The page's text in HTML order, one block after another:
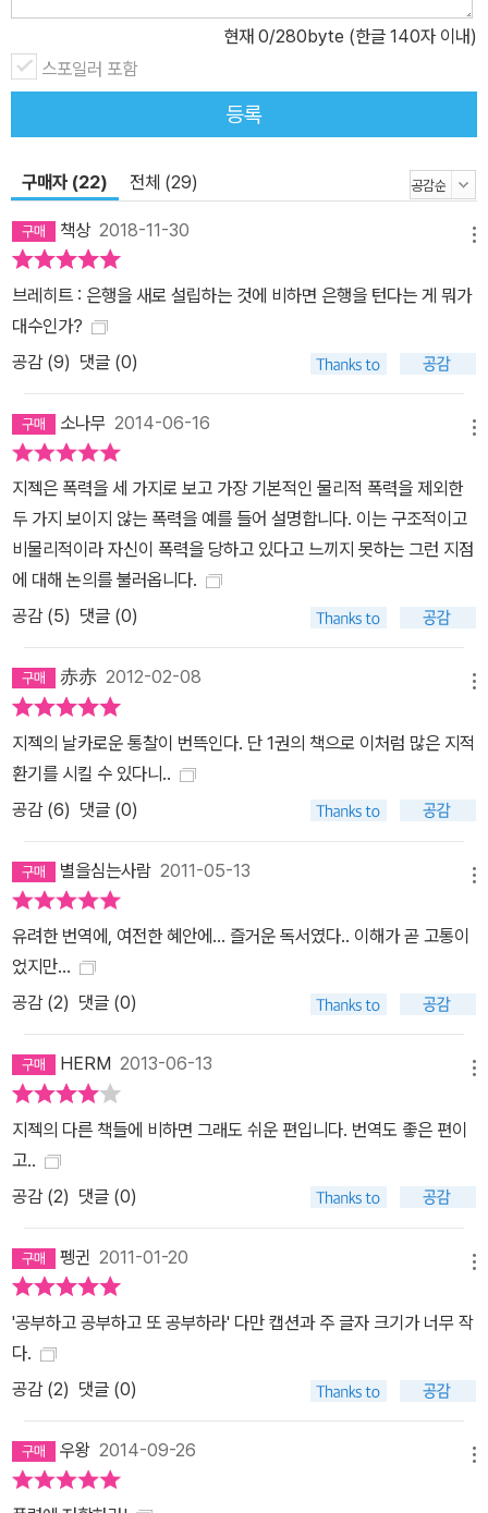
싶습니다(I would prefer not to)”[‘I would not prefer to’가 아
니라] 라고 답했던, 끔찍할 정도로 수동적인, 그 바틀비 말이다. 그와
같은 극단의 경지가 필요했던 이유는 명백하다. 그 정도의 극단까지
가봐야, 그리고 그 정도 극단을 상상할 수 있어야, 지금 우리가 어디에
있기 때문이다. 바로 이 점, 폭력이 무엇인지를 묻는 우리들에게 중요
한 힌트가 되어줄 것이다. 폭력에 접근하기 위한 6가지 우회로 이 책
의 구성은 부제가 설명하는 바와 같이, 폭력이라는 주제를 우회하는
6가지의 이야기로 이루어져 있다. 주관적 폭력과 객관적 폭력의 차이
바로 그 공포가 언어 자체에 내재된 폭력의 기초를 이루게 된다고 한
‘정의란 무엇인지’를 짚고 넘어간다. 이 때 원한은 목표를 성취하는 것
이 중요한 것이 아니라 목표를 이루는 데 장애물이 될 법한 것들을 어
떻게 하면 제거할 수 있을지에 더 큰 관심을 쏟아 붓는 도착이다. 그런
면에서 “가장 선한 자들은 모든 신념을 잃고, 반면 가장 악한 자들은
격정에 차 있다”(129)는 예이츠의 시구는 사태에 대한 적확한 묘사
다. 이어서 관용적 이성의 이율배반을 설명하고, 우리 사회의 지배적
이데올로기로서의 관용에 명백한 한계가 있음을 보인다. 마지막으로
발터 벤야민의 ‘신적 폭력’ 개념이 가진 해방적 면모를 드러내 보인다.
폭력에 대하여 새롭게 사유하다 『폭력이란 무엇인가』는 지금까지 지
젝의 이론적 사유뿐만 아니라 폭력에 대한 다양한 철학적 성찰들을
두루 아우르면서 폭력에 대한 새로운 사유를 촉발하도록 하는 문제적
저작이다. 우리는 폭력에 대한 사유를 지젝과 더불어 새롭게 시작할
수 있다. 이 책을 읽고 나면 ‘폭력이란 무엇인가’란 질문에 대한 답변
현재 0/280byte (한글 140자 이내)
스포일러 포함
등록
구매자 (22) 전체 (29)
책상2018-11-30
브레히트 : 은행을 새로 설립하는 것에 비하면 은행을 턴다는 게 뭐가
대수인가?
공감 (9) 댓글 (0)
소나무 2014-06-16
지젝은 폭력을 세 가지로 보고 가장 기본적인 물리적 폭력을 제외한
두 가지 보이지 않는 폭력을 예를 들어 설명합니다. 이는 구조적이고
비물리적이라 자신이 폭력을 당하고 있다고 느끼지 못하는 그런 지점
에 대해 논의를 불러옵니다.
공감 (5) 댓글 (0)
赤赤 2012-02-08
지젝의 날카로운 통찰이 번뜩인다. 단 1권의 책으로 이처럼 많은 지적
환기를 시킬 수 있다니..
공감 (6) 댓글 (0)
별을심는사람 2011-05-13
유려한 번역에, 여전한 혜안에... 즐거운 독서였다.. 이해가 곧 고통이
었지만...
공감 (2) 댓글 (0)
HERM 2013-06-13
지젝의 다른 책들에 비하면 그래도 쉬운 편입니다. 번역도 좋은 편이
고..
공감 (2) 댓글 (0)
펭귄 2011-01-20
'공부하고 공부하고 또 공부하라' 다만 캡션과 주 글자 크기가 너무 작
다.
공감 (2) 댓글 (0)
우왕 2014-09-26